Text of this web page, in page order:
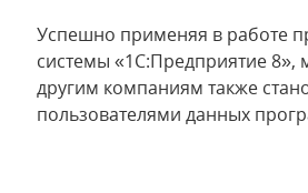
Успешно применяя в работе
системы «1С:Предприятие
другим компаниям также
пользователями данных